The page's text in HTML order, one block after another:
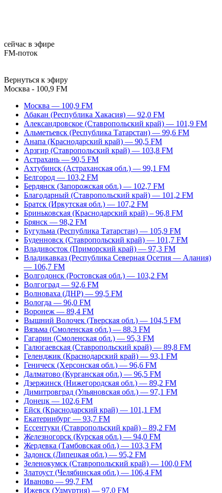
сейчас в эфире
FM-поток
Вернуться к эфиру
Москва - 100,9 FM
Москва — 100,9 FM
Абакан (Республика Хакасия) — 92,0 FM
Александровское (Ставропольский край) — 101,9 FM
Альметьевск (Республика Татарстан) — 99,6 FM
Анапа (Краснодарский край) — 90,5 FM
Арзгир (Ставропольский край) — 103,8 FM
Астрахань — 90,5 FM
Ахтубинск (Астраханская обл.) — 99,1 FM
Белгород — 103,2 FM
Бердянск (Запорожская обл.) — 102,7 FM
Благодарный (Ставропольский край) — 101,2 FM
Братск (Иркутская обл.) — 107,2 FM
Бриньковская (Краснодарский край) – 96,8 FM
Брянск — 98,2 FM
Бугульма (Республика Татарстан) — 105,9 FM
Буденновск (Ставропольский край) — 101,7 FM
Владивосток (Приморский край) — 97,3 FM
Владикавказ (Республика Северная Осетия — Алания)
— 106,7 FM
Волгодонск (Ростовская обл.) — 103,2 FM
Волгоград — 92,6 FM
Волноваха (ДНР) — 99,5 FM
Вологда — 96,0 FM
Воронеж — 89,4 FM
Вышний Волочек (Тверская обл.) — 104,5 FM
Вязьма (Смоленская обл.) — 88,3 FM
Гагарин (Смоленская обл.) — 95,3 FM
Галюгаевская (Ставропольский край) — 89,8 FM
Геленджик (Краснодарский край) — 93,1 FM
Геническ (Херсонская обл.) — 96,6 FM
Далматово (Курганская обл.) — 96,5 FM
Дзержинск (Нижегородская обл.) — 89,2 FM
Димитровград (Ульяновская обл.) — 97,1 FM
Донецк — 102,6 FM
Ейск (Краснодарский край) — 101,1 FM
Екатеринбург — 93,7 FM
Ессентуки (Ставропольский край) – 89,2 FM
Железногорск (Курская обл.) — 94,0 FM
Жердевка (Тамбовская обл.) — 103,3 FM
Задонск (Липецкая обл.) — 95,2 FM
Зеленокумск (Ставропольский край) — 100,0 FM
Златоуст (Челябинская обл.) — 106,4 FM
Иваново — 99,7 FM
Ижевск (Удмуртия) — 97,0 FM